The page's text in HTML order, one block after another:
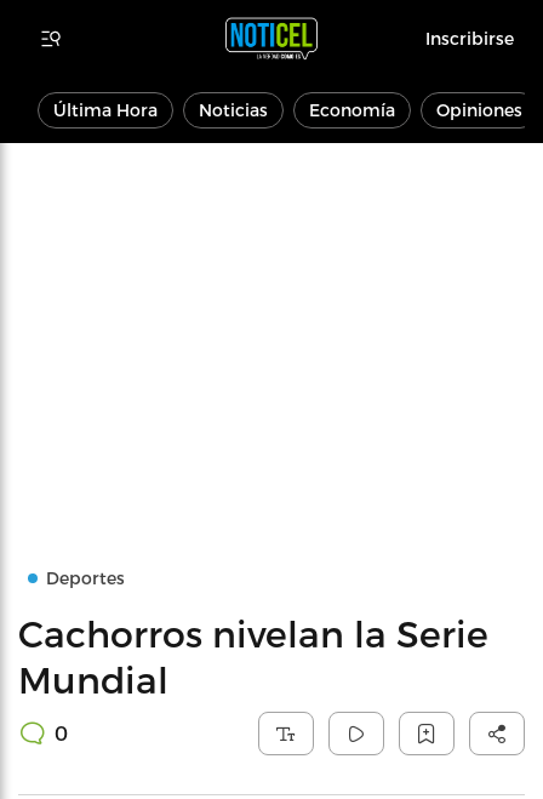
Inscribirse
Última Hora Noticias Economía Opiniones
Deportes
Cachorros nivelan la Serie
Mundial
0